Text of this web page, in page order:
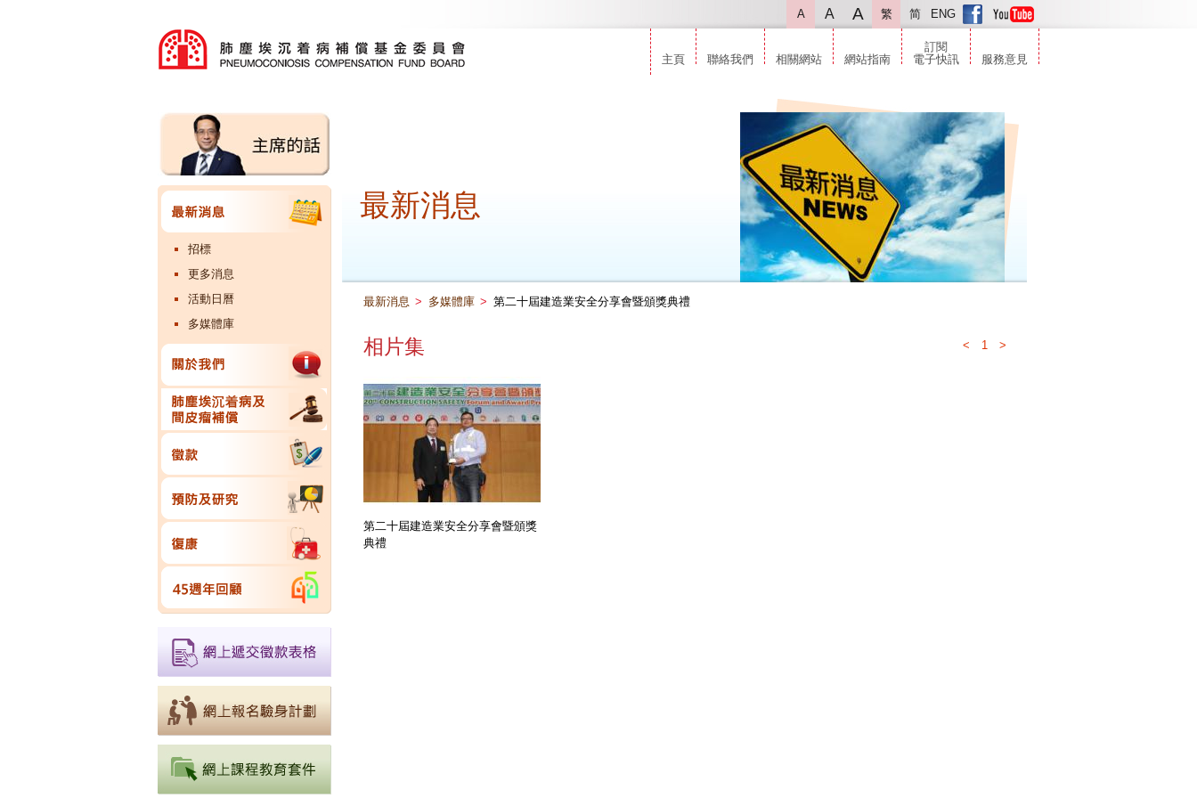
A A A 繁 简 ENG
主頁 聯絡我們 相關網站 網站指南
訂閱
電子快訊
服務意見
招標
更多消息
活動日曆
多媒體庫
最新消息
最新消息 > 多媒體庫 > 第二十屆建造業安全分享會暨頒獎典禮
< 1 >
相片集
第二十屆建造業安全分享會暨頒獎
典禮